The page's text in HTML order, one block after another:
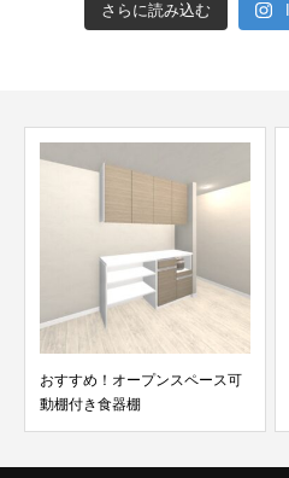
さらに読み込む
おすすめ！オープンスペース可
動棚付き食器棚